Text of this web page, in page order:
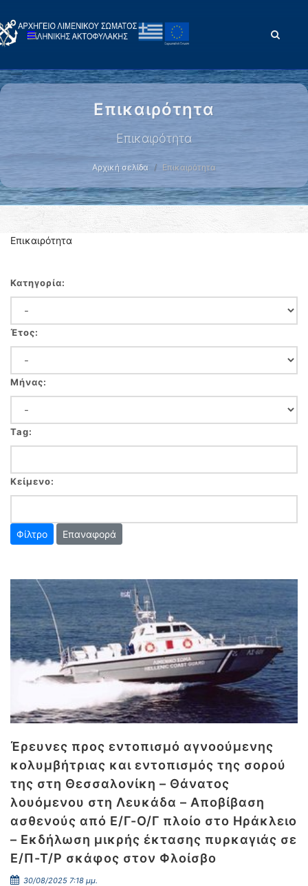
Επικαιρότητα
Επικαιρότητα
Αρχική σελίδα Επικαιρότητα
Επικαιρότητα
Κατηγορία:
Έτος:
Μήνας:
Tag:
Κείμενο:
Επαναφορά
Έρευνες προς εντοπισμό αγνοούμενης
κολυμβήτριας και εντοπισμός της σορού
της στη Θεσσαλονίκη – Θάνατος
λουόμενου στη Λευκάδα – Αποβίβαση
ασθενούς από Ε/Γ-Ο/Γ πλοίο στο Ηράκλειο
– Εκδήλωση μικρής έκτασης πυρκαγιάς σε
Ε/Π-Τ/Ρ σκάφος στον Φλοίσβο
30/08/2025 7:18 μμ.